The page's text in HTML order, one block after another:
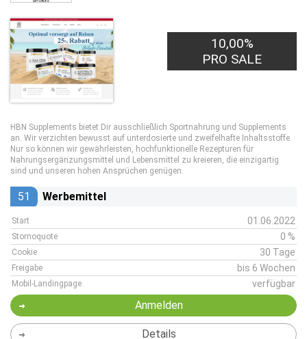
10,00%
PRO SALE
HBN Supplements bietet Dir ausschließlich Sportnahrung und Supplements
an. Wir verzichten bewusst auf unterdosierte und zweifelhafte Inhaltsstoffe.
Nur so können wir gewährleisten, hochfunktionelle Rezepturen für
Nahrungsergänzungsmittel und Lebensmittel zu kreieren, die einzigartig
sind und unseren hohen Ansprüchen genügen.
51 Werbemittel
Start 01.06.2022
Stornoquote 0 %
Cookie 30 Tage
Freigabe bis 6 Wochen
Mobil-Landingpage verfügbar
Anmelden
Details